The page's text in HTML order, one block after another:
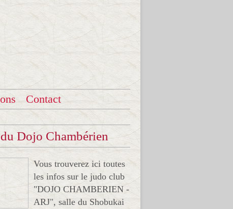
Contact
Dojo Chambérien
Vous trouverez ici toutes
les infos sur le judo club
"DOJO CHAMBERIEN -
ARJ", salle du Shobukai